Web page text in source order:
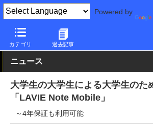
Powered by
カテゴリ 過去記事
PC Watch パソコン/タブレット/スマートフ
ニュース
大学生の大学生による大学生のた
「LAVIE Note Mobile」
～4年保証も利用可能